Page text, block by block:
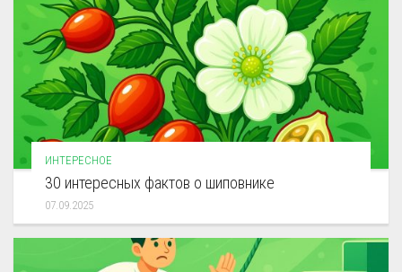
ИНТЕРЕСНОЕ
30 интересных фактов о шиповнике
07.09.2025